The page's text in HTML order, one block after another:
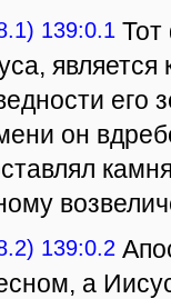
139:0.1 Тот
его
он
139:0.2
а